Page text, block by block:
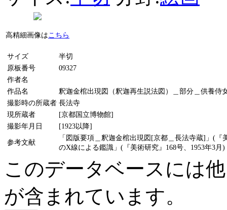
高精細画像はこちら
サイズ
半切
原板番号
09327
作者名
作品名
釈迦金棺出現図（釈迦再生説法図）＿部分＿供養侍
撮影時の所蔵者 長法寺
現所蔵者
[京都国立博物館]
撮影年月日
[1923以降]
参考文献
「図版要項＿釈迦金棺出現図[京都＿長法寺蔵]」(
のX線による鑑識」(『美術研究』168号、1953年3月)
このデータベースには
が含まれています。